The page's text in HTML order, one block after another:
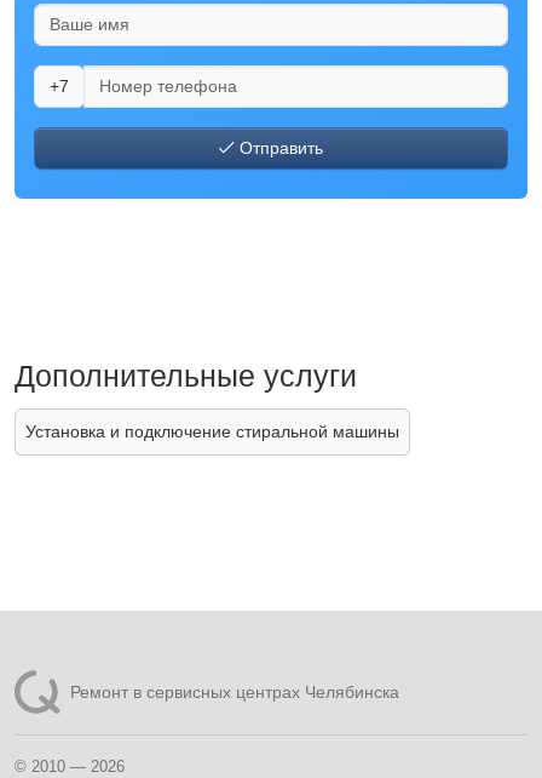
+7
Отправить
Дополнительные услуги
Установка и подключение стиральной машины
Ремонт в сервисных центрах Челябинска
© 2010 — 2026